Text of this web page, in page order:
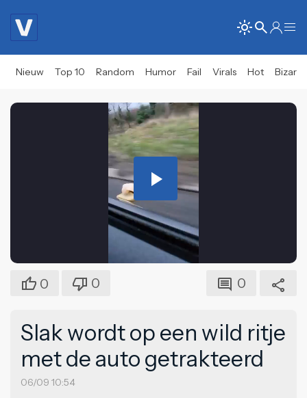
Nieuw Top 10 Random Humor Fail Virals Hot Bizar
Play
Video
0 0 0
Slak wordt op een wild ritje
met de auto getrakteerd
06/09 10:54